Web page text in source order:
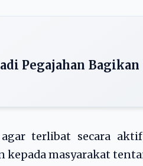
Pegajahan Bagikan
terlibat secara
kepada masyarakat